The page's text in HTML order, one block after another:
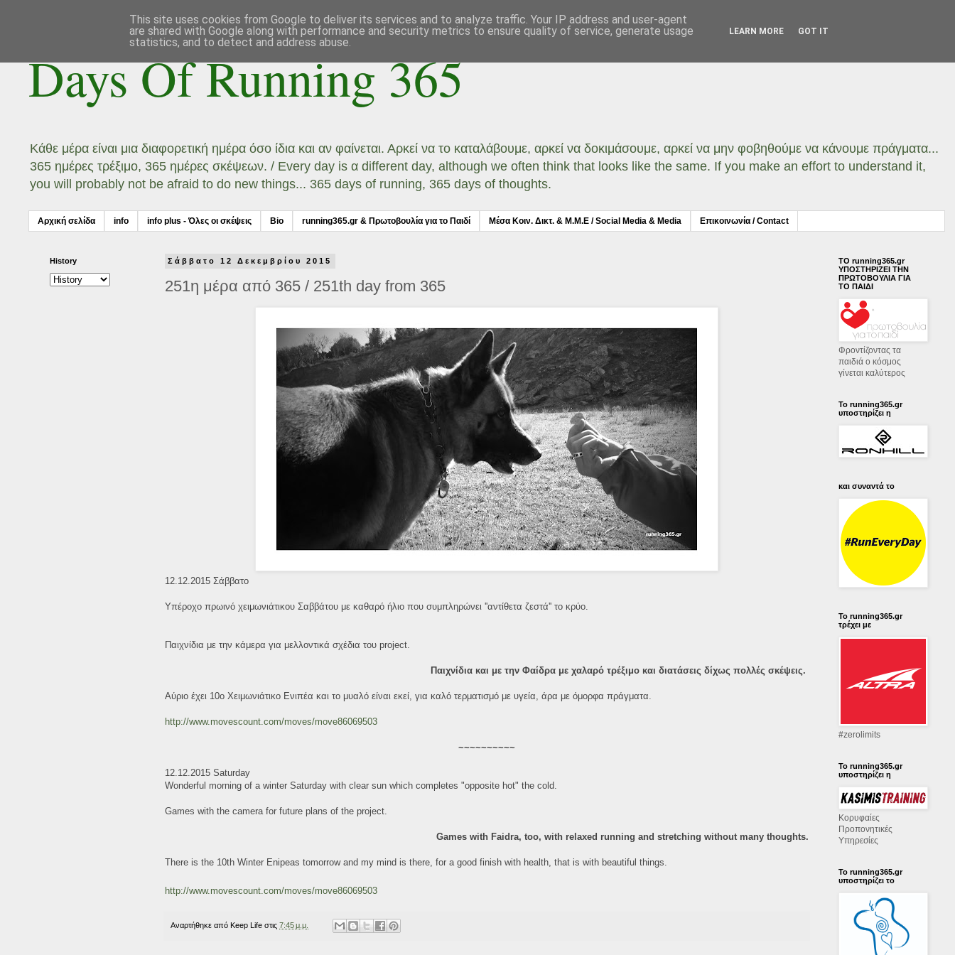
Days Of Running 365
Κάθε μέρα είναι μια διαφορετική ημέρα όσο ίδια και αν φαίνεται. Αρκεί να το καταλάβουμε, αρκεί να δοκιμάσουμε, αρκεί να μην φοβηθούμε να κάνουμε πράγματα...
365 ημέρες τρέξιμο, 365 ημέρες σκέψεων. / Every day is α different day, although we often think that looks like the same. If you make an effort to understand it,
you will probably not be afraid to do new things... 365 days of running, 365 days of thoughts.
Αρχική σελίδα info info plus - Όλες οι σκέψεις Bio running365.gr & Πρωτοβουλία για το Παιδί Μέσα Κοιν. Δικτ. & Μ.Μ.Ε / Social Media & Media Επικοινωνία / Contact
Σάββατο 12 Δεκεμβρίου 2015
251η μέρα από 365 / 251th day from 365
12.12.2015 Σάββατο
Υπέροχο πρωινό χειμωνιάτικου Σαββάτου με καθαρό ήλιο που συμπληρώνει ''αντίθετα ζεστά'' το κρύο.
Παιχνίδια με την κάμερα για μελλοντικά σχέδια του project.
Παιχνίδια και με την Φαίδρα με χαλαρό τρέξιμο και διατάσεις δίχως πολλές σκέψεις.
Αύριο έχει 10o Χειμωνιάτικο Ενιπέα και το μυαλό είναι εκεί, για καλό τερματισμό με υγεία, άρα με όμορφα πράγματα.
http://www.movescount.com/moves/move86069503
~~~~~~~~~~
12.12.2015 Saturday
Wonderful morning of a winter Saturday with clear sun which completes "opposite hot" the cold.
Games with the camera for future plans of the project.
Games with Faidra, too, with relaxed running and stretching without many thoughts.
There is the 10th Winter Enipeas tomorrow and my mind is there, for a good finish with health, that is with beautiful things.
http://www.movescount.com/moves/move86069503
Αναρτήθηκε από Keep Life στις 7:45 μ.μ.
History
ΤΟ running365.gr
ΥΠΟΣΤΗΡΙΖΕΙ ΤΗΝ
ΠΡΩΤΟΒΟΥΛΙΑ ΓΙΑ
ΤΟ ΠΑΙΔΙ
Φροντίζοντας τα
παιδιά ο κόσμος
γίνεται καλύτερος
Το running365.gr
υποστηρίζει η
και συναντά το
Το running365.gr
τρέχει με
‪#‎zerolimits‬
Το running365.gr
υποστηρίζει η
Κορυφαίες
Προπονητικές
Υπηρεσίες
Το running365.gr
υποστηρίζει το
This site uses cookies from Google to deliver its services and to analyze traffic. Your IP address and user-agent
are shared with Google along with performance and security metrics to ensure quality of service, generate usage
statistics, and to detect and address abuse.
LEARN MORE GOT IT